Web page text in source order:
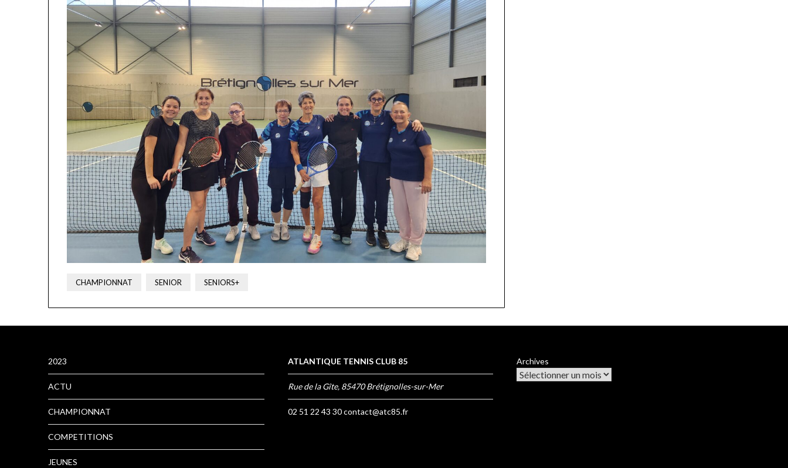
CHAMPIONNAT SENIOR SENIORS+
2023
ACTU
CHAMPIONNAT
COMPETITIONS
JEUNES
ATLANTIQUE TENNIS CLUB 85
Rue de la Gîte, 85470 Brétignolles-sur-Mer
02 51 22 43 30contact@atc85.fr
Archives